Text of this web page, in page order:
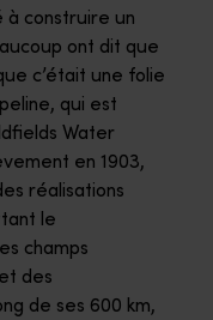
à construire un
ont dit que
c’était une folie
qui est
Water
en 1903,
réalisations
le
champs
des
de ses 600 km,